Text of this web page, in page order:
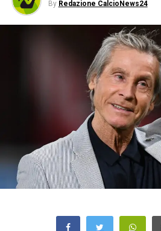
By Redazione CalcioNews24